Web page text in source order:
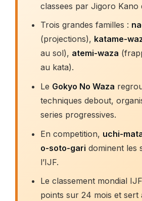
classees par Jigoro Kano
Trois grandes familles :
(projections), katame-
au sol), atemi-waza
au kata).
Le Gokyo No Waza
techniques debout,
series progressives.
En competition, uchi-
o-soto-gari dominent les
l’IJF.
Le classement mondial
points sur 24 mois et sert